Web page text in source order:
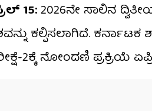
15:2026ನೇ ಸಾಲಿನ
ಕಲ್ಪಿಸಲಾಗಿದೆ.
2ಕ್ಕೆ ನೋಂದಣಿ ಪ್ರಕ್ರಿಯೆ